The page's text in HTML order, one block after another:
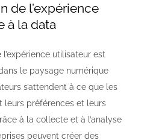
de l’expérience
à la data
utilisateur est
le paysage numérique
s’attendent à ce que les
leurs préférences et leurs
à la collecte et à l’analyse
peuvent créer des